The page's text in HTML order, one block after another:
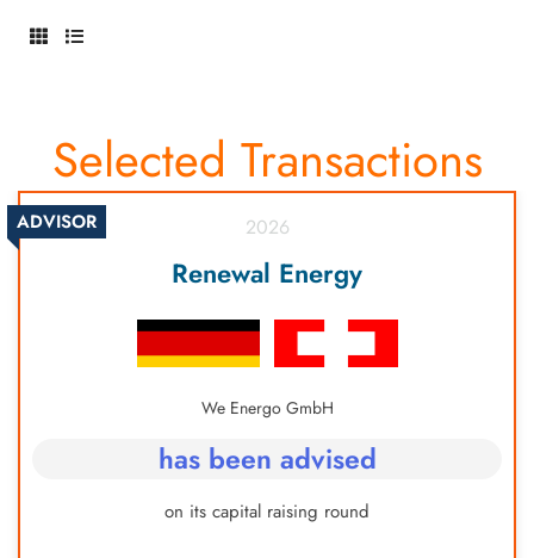
Selected Transactions
ADVISOR 2026
Renewal Energy
We Energo GmbH
has been advised
on its capital raising round